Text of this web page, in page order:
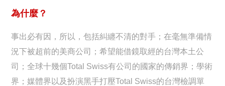
為什麼？
事出必有因，所以，包括糾纏不清的對手；在毫無準備情
況下被超前的美商公司；希望能借鏡取經的台灣本土公
司；全球十幾個Total Swiss有公司的國家的傳銷界；學術
界；媒體界以及扮演黑手打壓Total Swiss的台灣檢調單